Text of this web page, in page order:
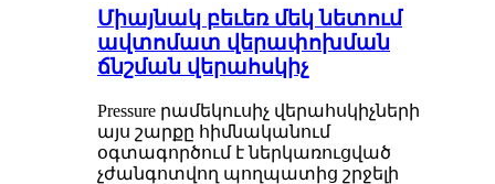
Միայնակ բեւեռ մեկ նետում
ավտոմատ վերափոխման
ճնշման վերահսկիչ
Pressure րամեկուսիչ վերահսկիչների
այս շարքը հիմնականում
օգտագործում է ներկառուցված
չժանգոտվող պողպատից շրջելի